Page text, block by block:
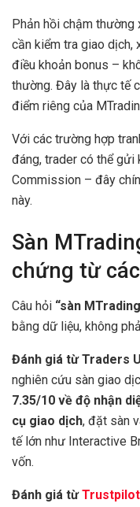
Phản hồi chậm thường
cần kiểm tra giao dịch,
điều khoản bonus –
thường. Đây là thực tế
điểm riêng của
Với các trường hợp
đáng, trader có thể gửi
Commission – đây
này.
Sàn
chứng từ
Câu hỏi “sàn
bằng dữ liệu, không
Đánh giá từ Traders
nghiên cứu sàn giao
7.35/10 về độ nhận
cụ giao dịch, đặt sàn
tế lớn như Interactive
vốn.
Đánh giá từTrustpilot